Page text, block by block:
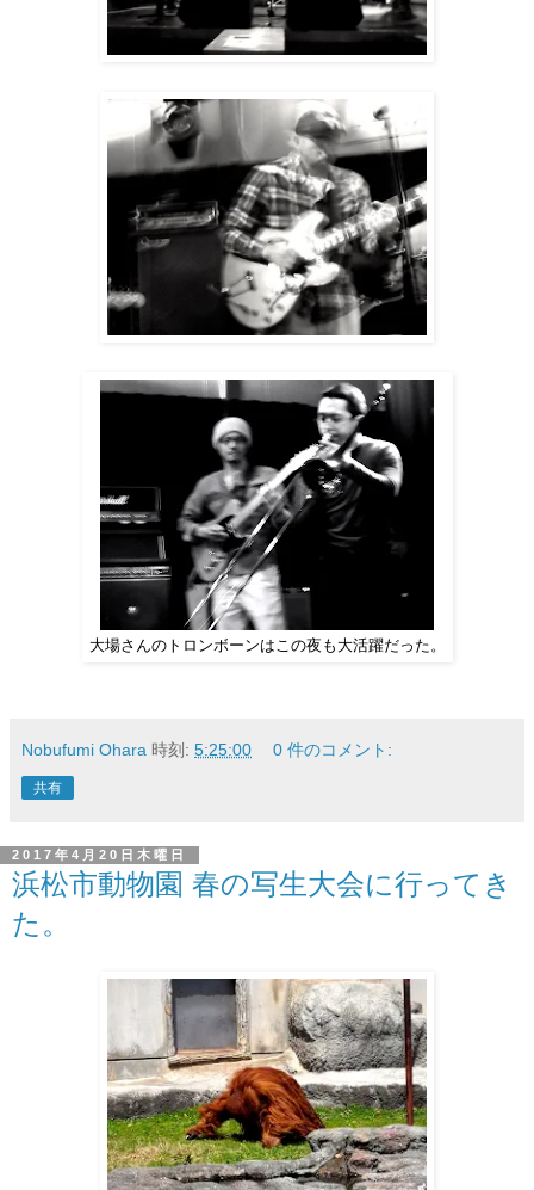
大場さんのトロンボーンはこの夜も大活躍だった。
Nobufumi Ohara 時刻: 5:25:00 0 件のコメント:
共有
2017年4月20日木曜日
浜松市動物園 春の写生大会に行ってき
た。